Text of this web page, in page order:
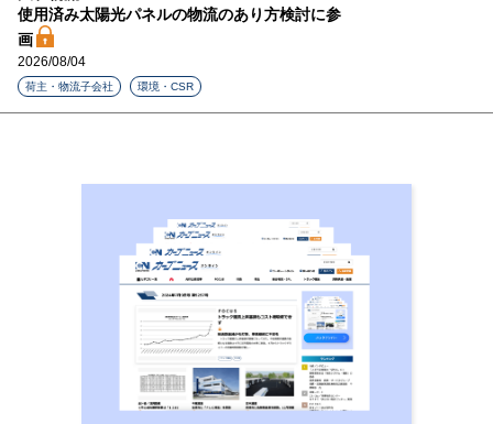
使用済み太陽光パネルの物流のあり方検討に参
画
2026/08/04
荷主・物流子会社 環境・CSR